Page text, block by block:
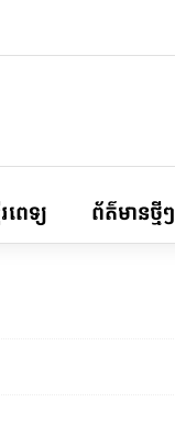
ពេទ្យ ព័ត៌មានថ្មីៗ